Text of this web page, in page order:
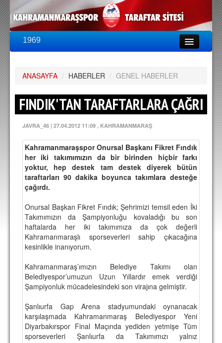
1969
PUAN DURUMU
FİKSTÜR
KADRO
A TAKIM KADROSU
TEKNİK KADRO
TRANSFERLER
TARAFTAR
BİLETLER
DEPLASMAN
LİSANSLI ÜRÜNLER
MULTİMEDYA
FOTOĞRAF & VİDEOLAR
MARŞ & TEZAHÜRATLAR
KULÜP
AMBLEM
ANASAYFA / HABERLER / GENEL HABERLER
FINDIK'TAN TARAFTARLARA ÇAĞRI
JAVRA_46 | 27.04.2012 11:09 , KAHRAMANMARAŞ
Kahramanmaraşspor Onursal Başkanı Fikret Fındık
her iki takımımızın da bir birinden hiçbir farkı
yoktur, hep destek tam destek diyerek bütün
taraftarları 90 dakika boyunca takımlara desteğe
çağırdı.
Onursal Başkan Fikret Fındık; Şehrimizi temsil eden İki
Takımımızın da Şampiyonluğu kovaladığı bu son
haftalarda her iki takımımıza da çok değerli
Kahramanmaraşlı sporseverleri sahip çıkacağına
kesinlikle inanıyorum.
Kahramanmaraş’ımızın Belediye Takımı olan
Belediyespor’umuzun Uzun Yıllardır emek verdiği
Şampiyonluk mücadelesindeki son virajına gelmiştir.
Şanlıurfa Gap Arena stadyumundaki oynanacak
karşılaşmada Kahramanmaraş Belediyespor Yeni
Diyarbakırspor Final Maçında yediden yetmişe Tüm
sporseverleri Şanlıurfa da Takımımızı yalnız